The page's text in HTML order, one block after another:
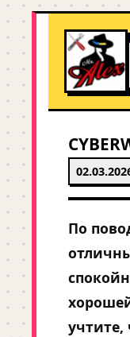
По